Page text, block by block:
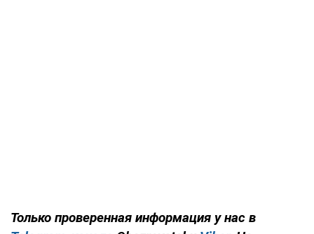
Только проверенная информация у нас в